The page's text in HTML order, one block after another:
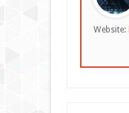
Website: